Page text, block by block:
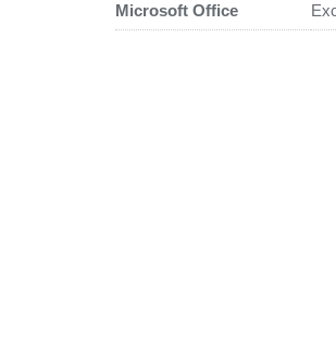
Microsoft Office